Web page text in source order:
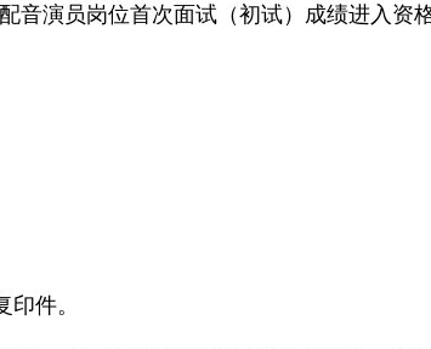
演员岗位首次面试（初试）成绩进入资格
件。